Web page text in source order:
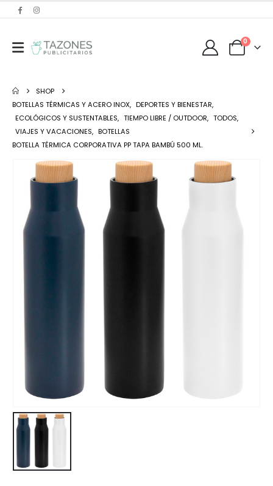
0
SHOP
BOTELLAS TÉRMICAS Y ACERO INOX, DEPORTES Y BIENESTAR,
ECOLÓGICOS Y SUSTENTABLES, TIEMPO LIBRE / OUTDOOR, TODOS,
VIAJES Y VACACIONES, BOTELLAS
BOTELLA TÉRMICA CORPORATIVA PP TAPA BAMBÚ 500 ML.